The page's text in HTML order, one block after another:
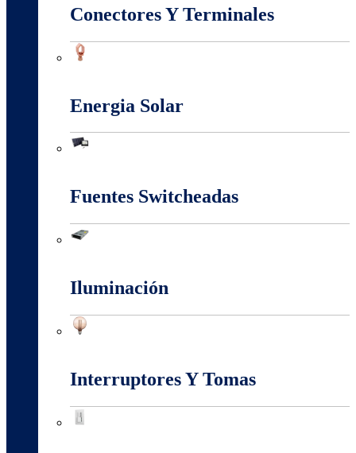
Conectores Y Terminales
Energia Solar
Fuentes Switcheadas
Iluminación
Interruptores Y Tomas